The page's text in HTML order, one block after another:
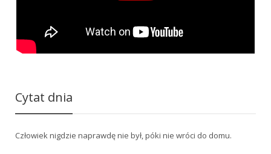
Cytat dnia
Człowiek nigdzie naprawdę nie był, póki nie wróci do domu.